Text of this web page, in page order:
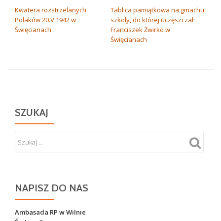
NAWIGACJA
WPISU
Kwatera rozstrzelanych
Polaków 20.V.1942 w
Święcianach
Tablica pamiątkowa na gmachu
szkoły, do której uczęszczał
Franciszek Żwirko w
Święcianach
SZUKAJ
NAPISZ DO NAS
Ambasada RP w Wilnie